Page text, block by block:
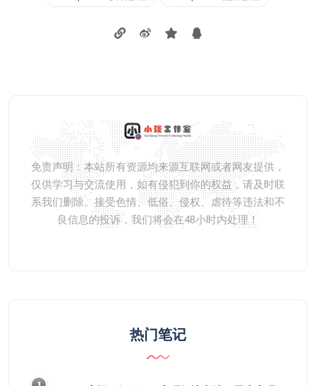
免责声明：本站所有资源均来源互联网或者网友提供，
仅供学习与交流使用，如有侵犯到你的权益，请及时联
系我们删除。接受色情、低俗、侵权、虐待等违法和不
良信息的投诉，我们将会在48小时内处理！
热门笔记